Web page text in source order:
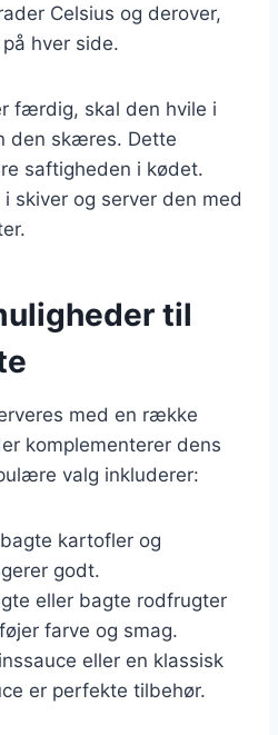
Celsius og derover,
hver side.
færdig, skal den hvile i
den skæres. Dette
saftigheden i kødet.
skiver og server den med
til
med en række
komplementerer dens
valg inkluderer:
kartofler og
godt.
eller bagte rodfrugter
farve og smag.
eller en klassisk
er perfekte tilbehør.